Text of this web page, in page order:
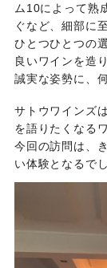
ム10によって熟
ぐなど、細部に
ひとつひとつの
良いワインを造
誠実な姿勢に、
サトウワインズ
を語りたくなる
今回の訪問は、
い体験となるで